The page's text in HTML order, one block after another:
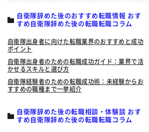
自衛隊辞めた後のおすすめ転職情報 おす
すめ自衛隊辞めた後の転職転職コラム
自衛隊出身者に向けた転職業界のおすすめと成功
ポイント
自衛隊出身者のための転職成功ガイド：業界で活
かせるスキルと選び方
自衛隊経験者のための転職成功術：未経験からお
すすめの職種まで一挙紹介
自衛隊辞めた後の転職相談・体験談 おす
すめ自衛隊辞めた後の転職転職コラム